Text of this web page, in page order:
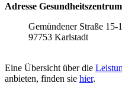
Adresse
Gemündener Straße 15-
97753 Karlstadt
Eine Übersicht über die
anbieten, finden sie hier.